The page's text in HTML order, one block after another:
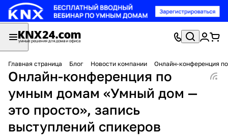
Главная страница Блог Новости компании Онлайн-конференция
Онлайн-конференция по
умным домам «Умный дом —
это просто», запись
выступлений спикеров